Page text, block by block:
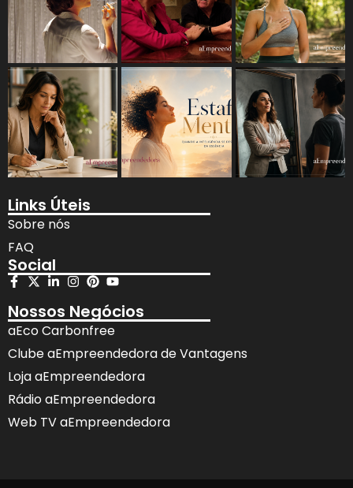
Links Úteis
Sobre nós
FAQ
Social
Nossos Negócios
aEco Carbonfree
Clube aEmpreendedora de Vantagens
Loja aEmpreendedora
Rádio aEmpreendedora
Web TV aEmpreendedora